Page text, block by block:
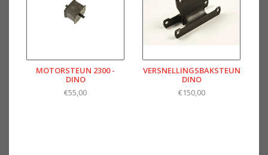
MOTORSTEUN 2300 -
DINO
€55,00
VERSNELLINGSBAKSTEUN
DINO
€150,00